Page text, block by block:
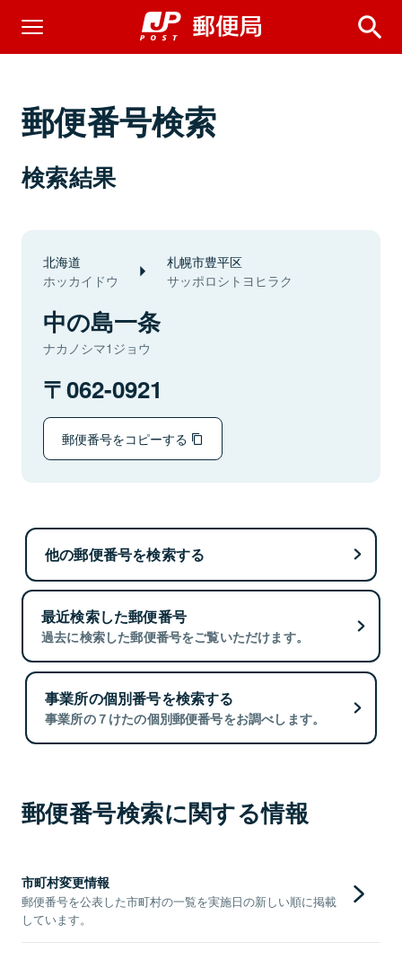
郵便番号検索
検索結果
北海道
ホッカイドウ
札幌市豊平区
サッポロシトヨヒラク
中の島一条
ナカノシマ1ジョウ
062-0921
郵便番号をコピーする
他の郵便番号を検索する
最近検索した郵便番号
過去に検索した郵便番号をご覧いただけます。
事業所の個別番号を検索する
事業所の７けたの個別郵便番号をお調べします。
郵便番号検索に関する情報
市町村変更情報
郵便番号を公表した市町村の一覧を実施日の新しい順に掲載
しています。